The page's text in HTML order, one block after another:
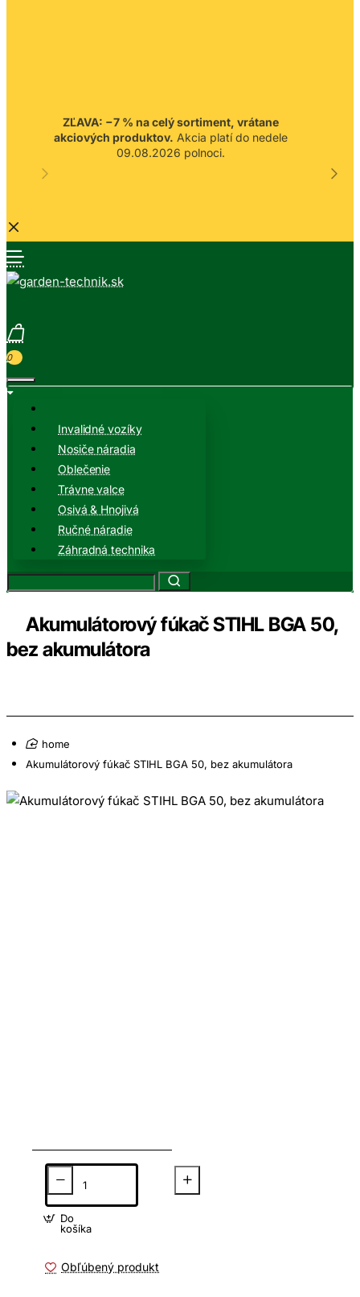
ZĽAVA: −7 % na celý sortiment, vrátane
akciových produktov. Akcia platí do nedele
09.08.2026 polnoci.
0
Invalidné vozíky
Nosiče náradia
Oblečenie
Trávne valce
Osivá & Hnojivá
Ručné náradie
Záhradná technika
Akumulátorový fúkač STIHL BGA 50,
bez akumulátora
home
Akumulátorový fúkač STIHL BGA 50, bez akumulátora
Do
košíka
Obľúbený produkt